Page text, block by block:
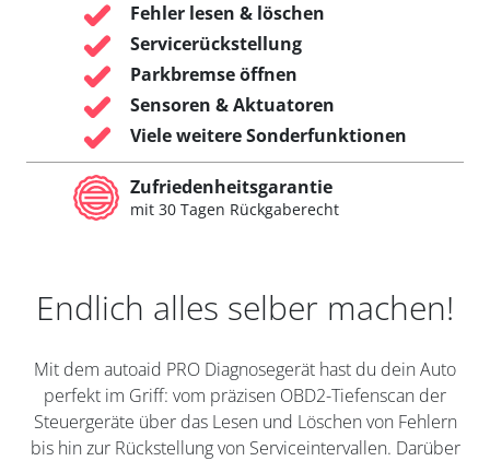
Fehler lesen & löschen
Servicerückstellung
Parkbremse öffnen
Sensoren & Aktuatoren
Viele weitere Sonderfunktionen
Zufriedenheitsgarantie
mit 30 Tagen Rückgaberecht
Endlich alles selber machen!
Mit dem autoaid PRO Diagnosegerät hast du dein Auto
perfekt im Griff: vom präzisen OBD2-Tiefenscan der
Steuergeräte über das Lesen und Löschen von Fehlern
bis hin zur Rückstellung von Serviceintervallen. Darüber